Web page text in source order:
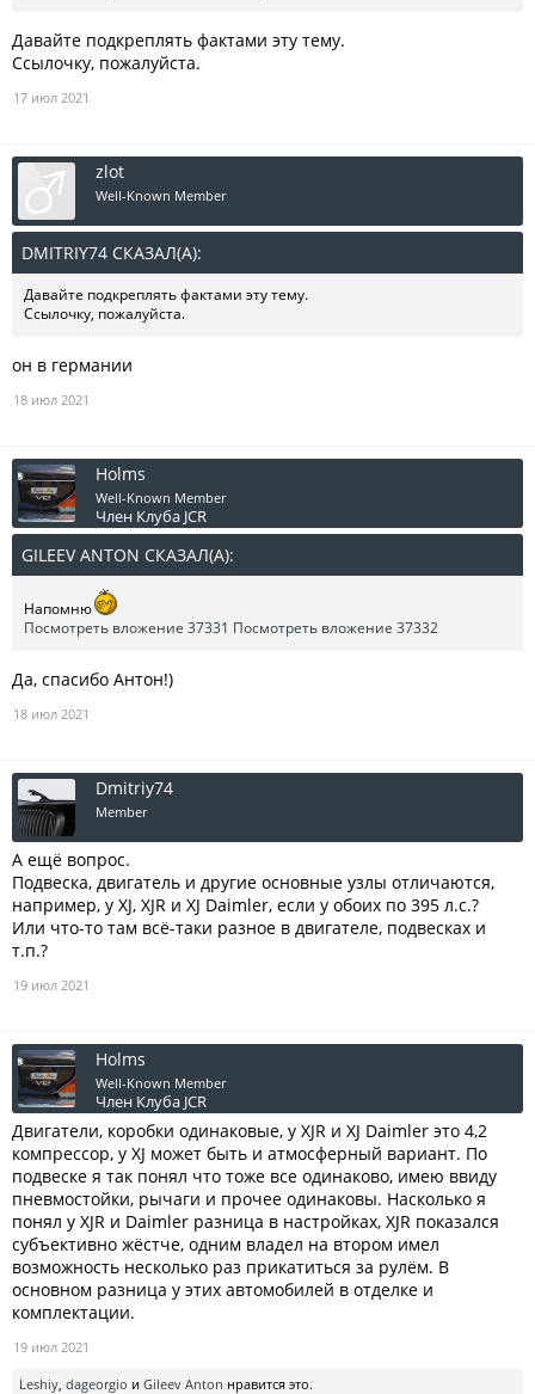
Давайте подкреплять фактами эту тему.
Ссылочку, пожалуйста.
17 июл 2021
zlot
Well-Known Member
DMITRIY74 СКАЗАЛ(А):
Давайте подкреплять фактами эту тему.
Ссылочку, пожалуйста.
он в германии
18 июл 2021
Holms
Well-Known Member
Член Клуба JCR
GILEEV ANTON СКАЗАЛ(А):
Напомню
Посмотреть вложение 37331 Посмотреть вложение 37332
Да, спасибо Антон!)
18 июл 2021
Dmitriy74
Member
А ещё вопрос.
Подвеска, двигатель и другие основные узлы отличаются,
например, у XJ, XJR и XJ Daimler, если у обоих по 395 л.с.?
Или что-то там всё-таки разное в двигателе, подвесках и
т.п.?
19 июл 2021
Holms
Well-Known Member
Член Клуба JCR
Двигатели, коробки одинаковые, у XJR и XJ Daimler это 4,2
компрессор, у XJ может быть и атмосферный вариант. По
подвеске я так понял что тоже все одинаково, имею ввиду
пневмостойки, рычаги и прочее одинаковы. Насколько я
понял у XJR и Daimler разница в настройках, XJR показался
субъективно жёстче, одним владел на втором имел
возможность несколько раз прикатиться за рулём. В
основном разница у этих автомобилей в отделке и
комплектации.
19 июл 2021
Leshiy, dageorgio и Gileev Anton нравится это.